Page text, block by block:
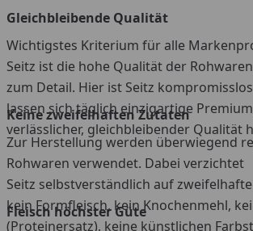
Gleichbleibende Qualität
Wichtigstes Kriterium für alle
Seitz ist die hohe Qualität der
zum Detail. Hier ist Seitz
lassen sich täglich einzigartige
verlässlicher, gleichbleibender Qualität
Keine zweifelhaften Zutaten
Zur Herstellung werden überwiegend
Rohwaren verwendet. Dabei verzichtet
Seitz selbstverständlich auf
kein Formfleisch, kein Knochenmehl,
(Proteinersatz), keine künstlichen
Fleisch höchster Güte